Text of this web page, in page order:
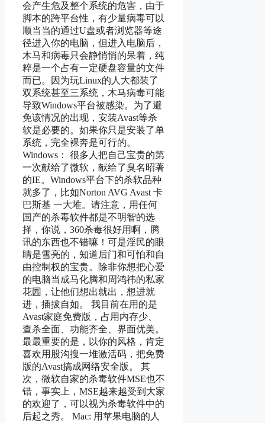
会产生危及整个系统的危害，由于
脚本的跨平台性，有少量病毒可以
顺当当的通过U盘或者浏览器等途
径进入你的电脑，但进入电脑后，
木马和病毒只会静悄悄的呆着，纯
粹是一个占有一定硬盘容量的文件
而已。因为玩Linux的人大都装了
双系统甚至三系统，木马病毒可能
导致Windows平台被感染。为了避
免该情况的出现，安装Avast等杀
软是必要的。如果你只是安装了单
系统，完全裸奔是可行的。
Windows： 很多人把自己宝贵的第
一次献给了微软，献给了臭名昭著
的IE。Windows平台下的杀软品种
就多了，比如Norton AVG Avast 卡
巴斯基 一大堆。请注意，用任何
国产的杀毒软件都是不明智的选
择，你说，360杀毒很好用啊，腾
讯的东西也不错嘛！可是淫民的眼
睛是雪亮的，知道后门和可怕和自
由控制权的宝贵。除非你想把心爱
的电脑当成马化腾和周鸿祎的私家
花园，让他们想出就出，想进就
进，插拔自如。 我目前在用的是
Avast家庭免费版，占用内存少、
查杀全面、功能齐全、界面优美。
最最重要的是，以你的风格，肯定
喜欢用股沟搜一堆激活码，把免费
版的Avast搞成网络安全版。 其
次，微软自家的杀毒软件MSE也不
错，事实上，MSE越来越受到大家
的欢迎了，可以视为杀毒软件中的
后起之秀。 Mac: 用苹果电脑的人